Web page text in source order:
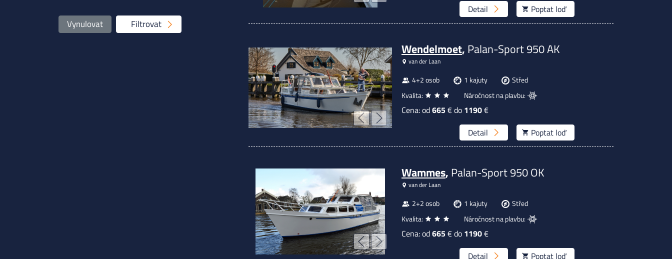
Vynulovat Filtrovat
Detail
Poptat loď
Wendelmoet, Palan-Sport 950 AK
van der Laan
4+2 osob 1 kajuty
Střed
Kvalita:
Náročnost na plavbu:
Cena: od665€ do 1190€
Detail
Poptat loď
Wammes, Palan-Sport 950 OK
van der Laan
2+2 osob 1 kajuty
Střed
Kvalita:
Náročnost na plavbu:
Cena: od665€ do 1190€
Detail
Poptat loď